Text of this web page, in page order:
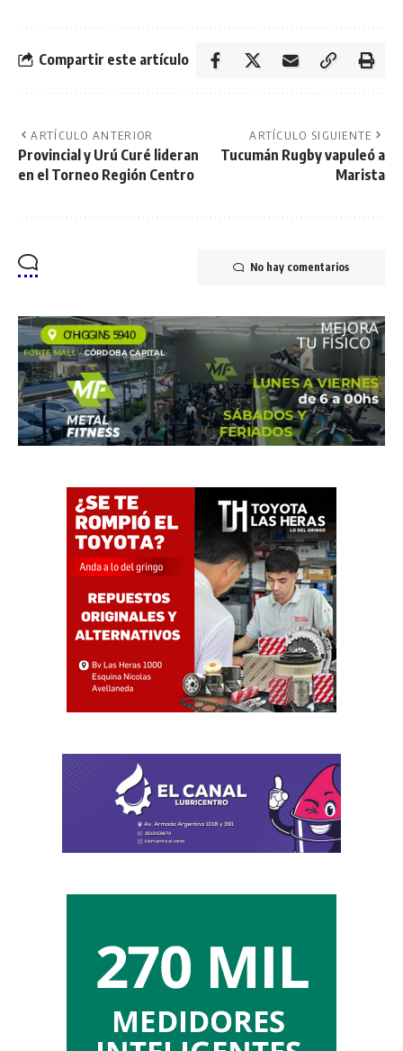
Compartir este artículo
ARTÍCULO ANTERIOR
Provincial y Urú Curé lideran
en el Torneo Región Centro
ARTÍCULO SIGUIENTE
Tucumán Rugby vapuleó a
Marista
No hay comentarios